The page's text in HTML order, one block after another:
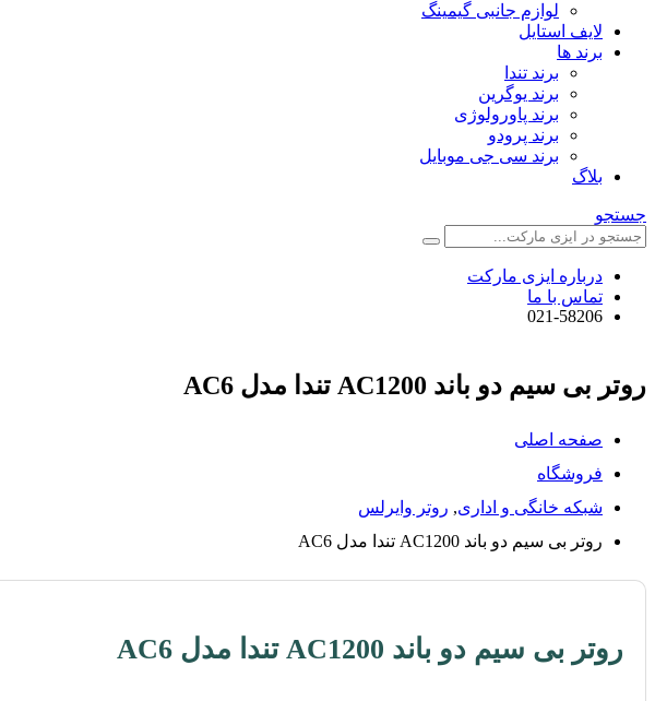
لوازم جانبی گیمینگ
لایف استایل
برند ها
برند تندا
برند یوگرین
برند پاورولوژی
برند پرودو
برند سی جی موبایل
بلاگ
جستجو
درباره ایزی مارکت
تماس با ما
021-58206
روتر بی سیم دو باند AC1200 تندا مدل AC6
صفحه اصلی
فروشگاه
شبکه خانگی و اداری, روتر وایرلس
روتر بی سیم دو باند AC1200 تندا مدل AC6
روتر بی سیم دو باند AC1200 تندا مدل AC6